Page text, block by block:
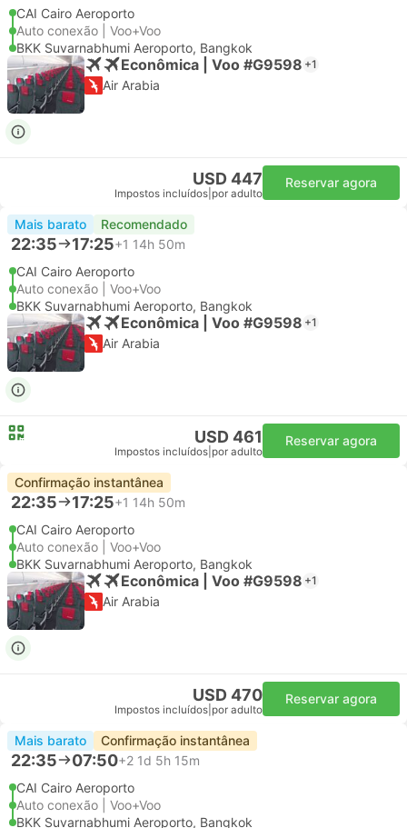
CAI Cairo Aeroporto
Auto conexão | Voo+Voo
BKK Suvarnabhumi Aeroporto, Bangkok
Econômica | Voo #G9598 +1
Air Arabia
USD 447
Impostos incluídos por adulto
Reservar agora
Mais barato Recomendado
22:35 17:25+1 14h 50m
CAI Cairo Aeroporto
Auto conexão | Voo+Voo
BKK Suvarnabhumi Aeroporto, Bangkok
Econômica | Voo #G9598 +1
Air Arabia
USD 461
Impostos incluídos por adulto
Reservar agora
Confirmação instantânea
22:35 17:25+1 14h 50m
CAI Cairo Aeroporto
Auto conexão | Voo+Voo
BKK Suvarnabhumi Aeroporto, Bangkok
Econômica | Voo #G9598 +1
Air Arabia
USD 470
Impostos incluídos por adulto
Reservar agora
Mais barato Confirmação instantânea
22:35 07:50+2 1d 5h 15m
CAI Cairo Aeroporto
Auto conexão | Voo+Voo
BKK Suvarnabhumi Aeroporto, Bangkok